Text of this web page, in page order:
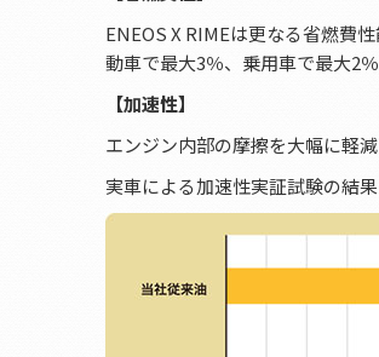
ENEOS X RIMEは更なる省燃費
動車で最大3％、乗用車で最大2
【加速性】
エンジン内部の摩擦を大幅に軽
実車による加速性実証試験の結果